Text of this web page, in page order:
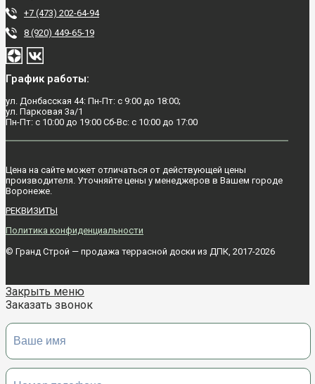
Цена на сайте может отличаться от действующей цены
производителя. Уточняйте цены у менеджеров в Вашем городе
Воронежe.
РЕКВИЗИТЫ
Политика конфиденциальности
© Гранд Строй — продажа террасной доски из ДПК, 2017-2026
+7 (473) 202-64-94
8 (920) 449-65-19
График работы:
ул. Донбасская 44: Пн-Пт: с 9:00 до 18:00;
ул. Парковая 3а/1
Пн-Пт: с 10:00 до 19:00 Сб-Вс: с 10:00 до 17:00
Закрыть меню
Заказать звонок